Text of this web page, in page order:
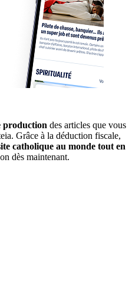
production des articles que vous
Grâce à la déduction fiscale,
catholique au monde tout en
dès maintenant.